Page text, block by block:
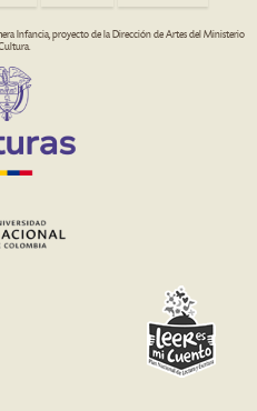
Infancia, proyecto de la Dirección de Artes del Ministerio